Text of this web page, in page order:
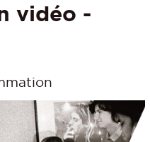
vidéo -